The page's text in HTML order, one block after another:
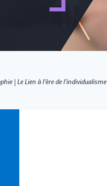
| Le Lien à l’ère de l’individualisme